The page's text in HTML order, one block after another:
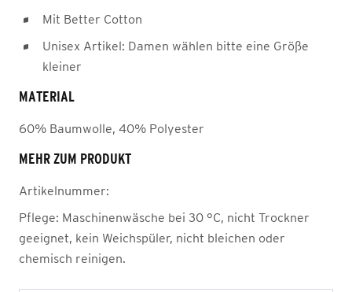
Mit Better Cotton
Unisex Artikel: Damen wählen bitte eine Größe
kleiner
MATERIAL
60% Baumwolle, 40% Polyester
MEHR ZUM PRODUKT
Artikelnummer:
Pflege: Maschinenwäsche bei 30 °C, nicht Trockner
geeignet, kein Weichspüler, nicht bleichen oder
chemisch reinigen.